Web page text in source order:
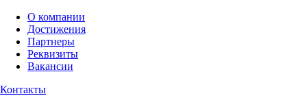
О компании
Достижения
Партнеры
Реквизиты
Вакансии
Контакты